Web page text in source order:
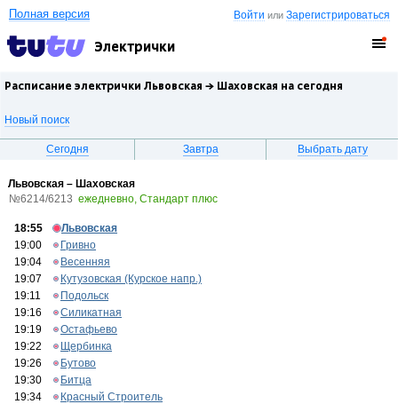
Войти илиЗарегистрироваться
Полная версия
Электрички
Расписание электрички Львовская → Шаховская на сегодня
Новый поиск
Сегодня Завтра Выбрать дату
Львовская – Шаховская
№6214/6213 ежедневно, Стандарт плюс
18:55
Львовская
19:00
Гривно
19:04
Весенняя
19:07
Кутузовская (Курское напр.)
19:11
Подольск
19:16
Силикатная
19:19
Остафьево
19:22
Щербинка
19:26
Бутово
19:30
Битца
19:34
Красный Строитель